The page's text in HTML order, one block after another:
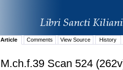
Article Comments View Source History
M.ch.f.39 Scan 524